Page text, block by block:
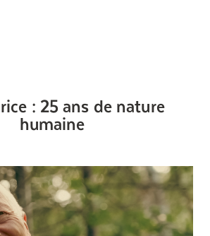
: 25 ans de nature
humaine